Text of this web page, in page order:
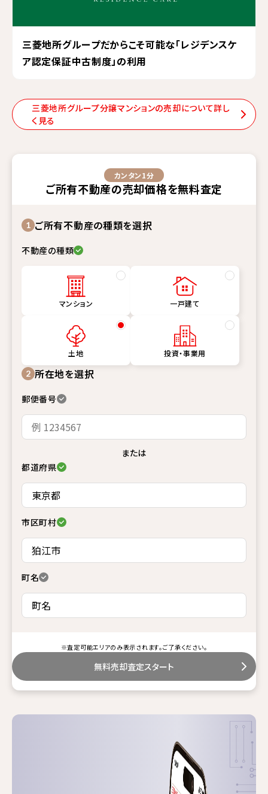
三菱地所グループだからこそ可能な「レジデンスケ
ア認定保証中古制度」の利用
三菱地所グループ分譲マンションの売却について詳し
く見る
カンタン1分
ご所有不動産の売却価格を無料査定
1 ご所有不動産の種類を選択
不動産の種類
マンション 一戸建て
土地
投資・事業用
2 所在地を選択
郵便番号
または
都道府県
市区町村
町名
※査定可能エリアのみ表示されます。ご了承ください。
無料売却査定スタート